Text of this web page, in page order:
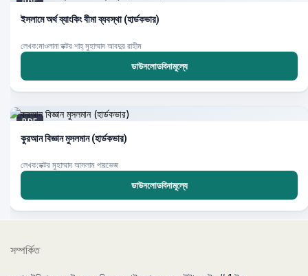
PDF
ইসলামে অর্থ ব্যাংকিং বীমা ব্যবস্থা (হার্ডকভার)
লেখক:মাওলানা ডক্টর শাহ্‌ মুহাম্মাদ আবদুর রাহীম
ডাউনলোডবিনামূল্যে
PDF
কুরআন বিজ্ঞান মুসলমান (হার্ডকভার)
লেখক:ডক্টর মুহাম্মাদ আসলাম পারভেজ
ডাউনলোডবিনামূল্যে
সম্পর্কিত